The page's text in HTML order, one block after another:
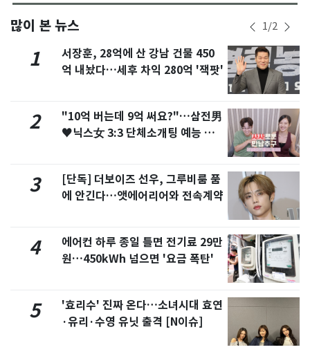
많이 본 뉴스 1/2
1
서장훈, 28억에 산 강남 건물 450
억 내놨다…세후 차익 280억 '잭팟'
2
"10억 버는데 9억 써요?"…삼전男
♥닉스女 3:3 단체소개팅 예능 화
3
[단독] 더보이즈 선우, 그루비룸 품
에 안긴다…앳에어리어와 전속계약
4
에어컨 하루 종일 틀면 전기료 29만
원…450kWh 넘으면 '요금 폭탄'
5
'효리수' 진짜 온다…소녀시대 효연
·유리·수영 유닛 출격 [N이슈]